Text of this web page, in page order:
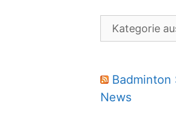
Kategorien
Badminton
News